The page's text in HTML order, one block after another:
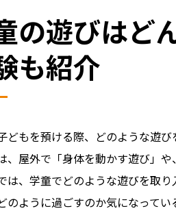
の遊びはど
も紹介
どもを預ける際、どのような遊
、屋外で「身体を動かす遊び」
は、学童でどのような遊びを取
のように過ごすのか気になってい